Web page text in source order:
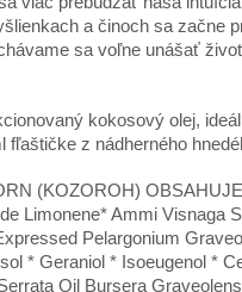
a činoch sa začne
sa voľne unášať
kokosový olej,
fľaštičke z nádherného
(KOZOROH)
Limonene* Ammi Visnaga
Pelargonium
* Geraniol * Isoeugenol *
Oil Bursera